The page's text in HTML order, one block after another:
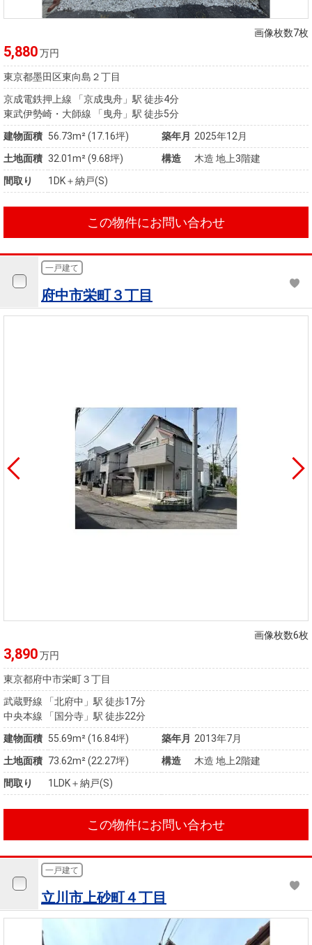
住まいと
税金の本
（電子ブ
ック）
購入ガイ
ック）
画像枚数7枚
5,880万円
東京都墨田区東向島２丁目
京成電鉄押上線 「京成曳舟」駅 徒歩4分
東武伊勢崎・大師線 「曳舟」駅 徒歩5分
建物面積 56.73m² (17.16坪) 築年月 2025年12月
土地面積 32.01m² (9.68坪) 構造
木造 地上3階建
間取り
1DK＋納戸(S)
この物件にお問い合わせ
一戸建て
府中市栄町３丁目
画像枚数6枚
3,890万円
東京都府中市栄町３丁目
武蔵野線 「北府中」駅 徒歩17分
中央本線 「国分寺」駅 徒歩22分
建物面積 55.69m² (16.84坪) 築年月 2013年7月
土地面積 73.62m² (22.27坪) 構造
木造 地上2階建
間取り
1LDK＋納戸(S)
この物件にお問い合わせ
一戸建て
立川市上砂町４丁目